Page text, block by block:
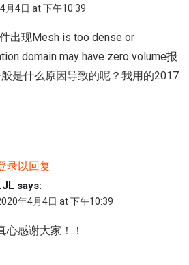
月4日 at 下午10:39
出现Mesh is too dense or
domain may have zero volume报
是什么原因导致的呢？我用的2017
录以回复
says:
年4月4日 at 下午10:39
心感谢大家！！